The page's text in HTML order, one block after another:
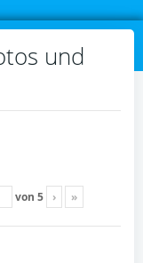
und
von 5 › »